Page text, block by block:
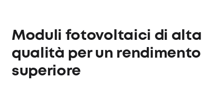
Moduli fotovoltaici di alta
qualità per un rendimento
superiore